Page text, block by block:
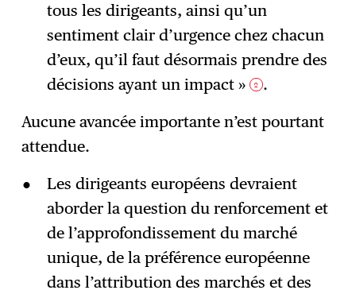
tous les dirigeants, ainsi qu’un
sentiment clair d’urgence chez chacun
d’eux, qu’il faut désormais prendre des
décisions ayant un impact »
2 .
Aucune avancée importante n’est pourtant
attendue.
Les dirigeants européens devraient
aborder la question du renforcement et
de l’approfondissement du marché
unique, de la préférence européenne
dans l’attribution des marchés et des